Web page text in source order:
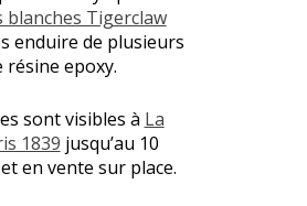
blanches Tigerclaw
enduire de plusieurs
résine epoxy.
sont visibles à La
1839 jusqu’au 10
en vente sur place.